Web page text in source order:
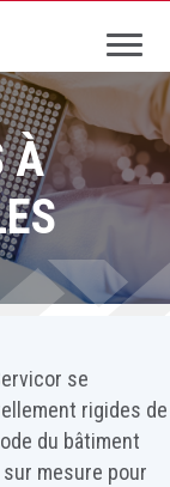
À
se
rigides de
du bâtiment
mesure pour